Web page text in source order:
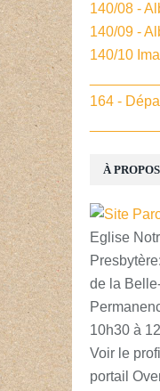
À PROPOS
Eglise
de la
10h30 à
Voir le
portail
140/08 -
140/09 -
140/10
164 -